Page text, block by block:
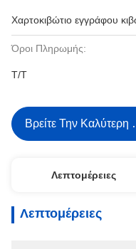
Χαρτοκιβώτιο εγγράφου
Όροι Πληρωμής:
T/T
Βρείτε Την Καλύτερη
Λεπτομέρειες
Λεπτομέρειες